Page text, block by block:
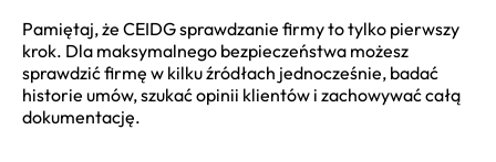
Pamiętaj, że CEIDG sprawdzanie firmy to tylko pierwszy
krok. Dla maksymalnego bezpieczeństwa możesz
sprawdzić firmę w kilku źródłach jednocześnie, badać
historie umów, szukać opinii klientów i zachowywać całą
dokumentację.